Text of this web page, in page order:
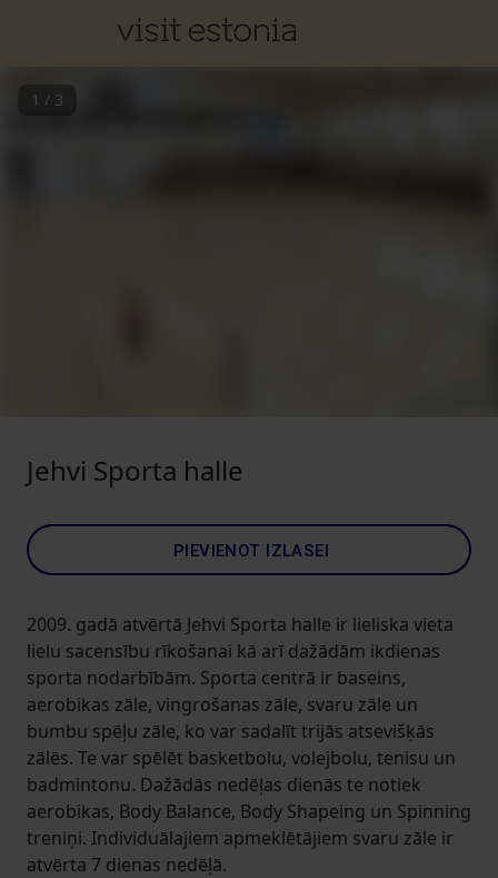
1 / 3
Jehvi Sporta halle
PIEVIENOT IZLASEI
2009. gadā atvērtā Jehvi Sporta halle ir lieliska vieta
lielu sacensību rīkošanai kā arī dažādām ikdienas
sporta nodarbībām. Sporta centrā ir baseins,
aerobikas zāle, vingrošanas zāle, svaru zāle un
bumbu spēļu zāle, ko var sadalīt trijās atsevišķās
zālēs. Te var spēlēt basketbolu, volejbolu, tenisu un
badmintonu. Dažādās nedēļas dienās te notiek
aerobikas, Body Balance, Body Shapeing un Spinning
treniņi. Individuālajiem apmeklētājiem svaru zāle ir
atvērta 7 dienas nedēļā.